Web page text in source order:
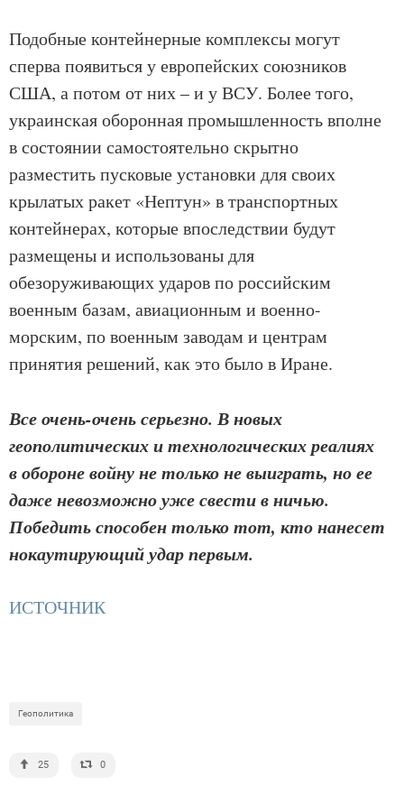
Подобные контейнерные комплексы могут
сперва появиться у европейских союзников
США, а потом от них – и у ВСУ. Более того,
украинская оборонная промышленность вполне
в состоянии самостоятельно скрытно
разместить пусковые установки для своих
крылатых ракет «Нептун» в транспортных
контейнерах, которые впоследствии будут
размещены и использованы для
обезоруживающих ударов по российским
военным базам, авиационным и военно-
морским, по военным заводам и центрам
принятия решений, как это было в Иране.
Все очень-очень серьезно. В новых
геополитических и технологических реалиях
в обороне войну не только не выиграть, но ее
даже невозможно уже свести в ничью.
Победить способен только тот, кто нанесет
нокаутирующий удар первым.
ИСТОЧНИК
Геополитика
25 0